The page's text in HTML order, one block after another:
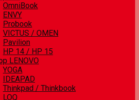
OmniBook
ENVY
Probook
VICTUS / OMEN
Pavilion
HP 14 / HP 15
LENOVO
YOGA
IDEAPAD
Thinkpad / Thinkbook
LOQ